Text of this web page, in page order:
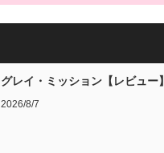
グレイ・ミッション【レビュー】
2026/8/7